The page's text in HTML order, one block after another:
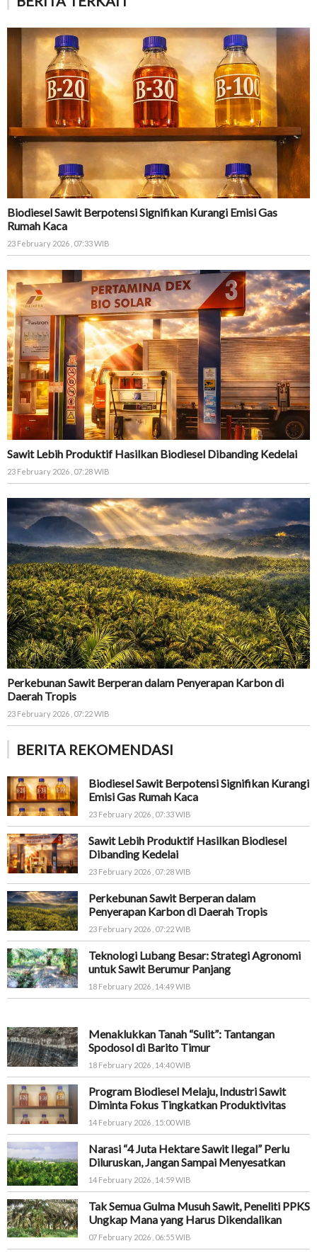
Biodiesel Sawit Berpotensi Signifikan Kurangi Emisi Gas
Rumah Kaca
23 February 2026 , 07:33 WIB
Sawit Lebih Produktif Hasilkan Biodiesel Dibanding Kedelai
23 February 2026 , 07:28 WIB
Perkebunan Sawit Berperan dalam Penyerapan Karbon di
Daerah Tropis
23 February 2026 , 07:22 WIB
BERITA REKOMENDASI
Biodiesel Sawit Berpotensi Signifikan Kurangi
Emisi Gas Rumah Kaca
23 February 2026 , 07:33 WIB
Sawit Lebih Produktif Hasilkan Biodiesel
Dibanding Kedelai
23 February 2026 , 07:28 WIB
Perkebunan Sawit Berperan dalam
Penyerapan Karbon di Daerah Tropis
23 February 2026 , 07:22 WIB
Teknologi Lubang Besar: Strategi Agronomi
untuk Sawit Berumur Panjang
18 February 2026 , 14:49 WIB
Menaklukkan Tanah “Sulit”: Tantangan
Spodosol di Barito Timur
18 February 2026 , 14:40 WIB
Program Biodiesel Melaju, Industri Sawit
Diminta Fokus Tingkatkan Produktivitas
14 February 2026 , 15:00 WIB
Narasi “4 Juta Hektare Sawit Ilegal” Perlu
Diluruskan, Jangan Sampai Menyesatkan
14 February 2026 , 14:59 WIB
Tak Semua Gulma Musuh Sawit, Peneliti PPKS
Ungkap Mana yang Harus Dikendalikan
07 February 2026 , 06:55 WIB